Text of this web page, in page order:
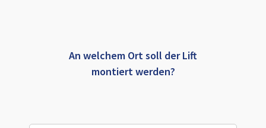
An welchem Ort soll der Lift
montiert werden?